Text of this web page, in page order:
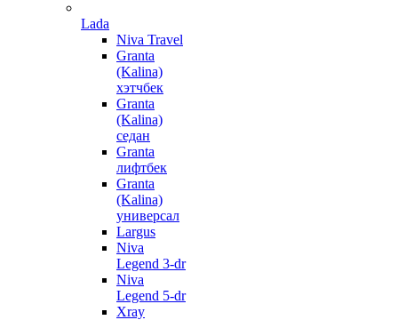
Lada
Niva Travel
Granta
(Kalina)
хэтчбек
Granta
(Kalina)
седан
Granta
лифтбек
Granta
(Kalina)
универсал
Largus
Niva
Legend 3-dr
Niva
Legend 5-dr
Xray